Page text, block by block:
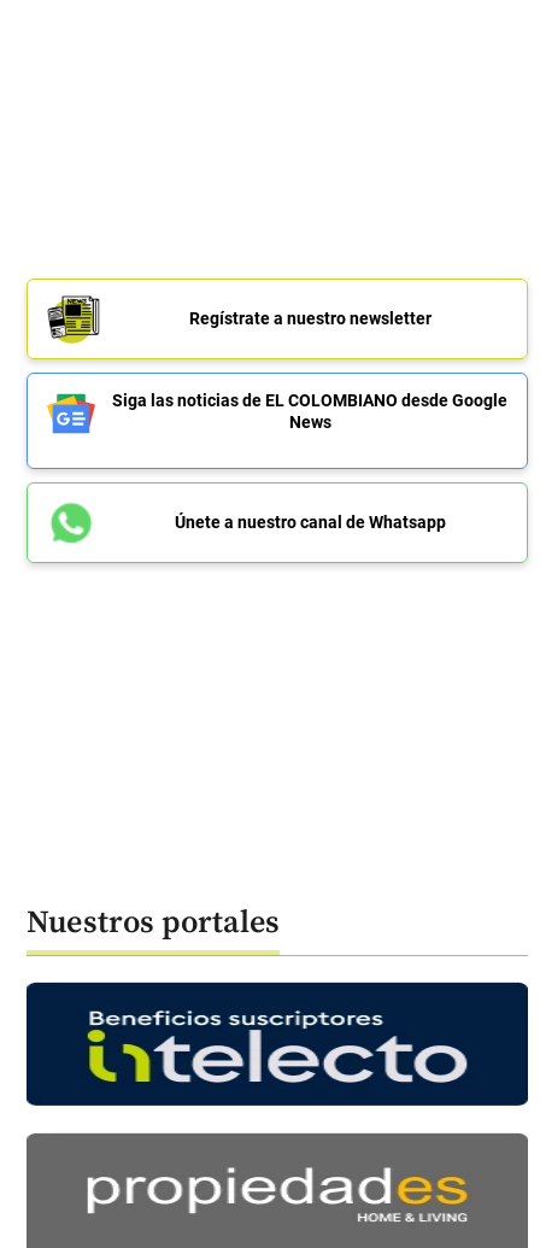
Regístrate a nuestro newsletter
Siga las noticias de EL COLOMBIANO desde Google
News
Únete a nuestro canal de Whatsapp
Nuestros portales